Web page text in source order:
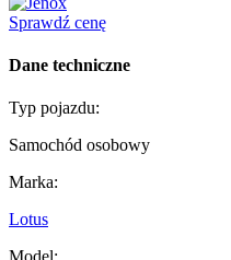
Sprawdź cenę
Dane techniczne
Typ pojazdu:
Samochód osobowy
Marka:
Lotus